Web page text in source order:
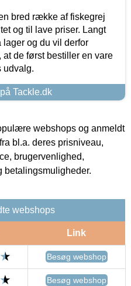
bred række af fiskegrej
og til lave priser. Langt
lager og du vil derfor
de først bestiller en vare
udvalg.
Tackle.dk
webshops og anmeldt
bl.a. deres prisniveau,
brugervenlighed,
betalingsmuligheder.
webshops
Link
Besøg webshop
Besøg webshop